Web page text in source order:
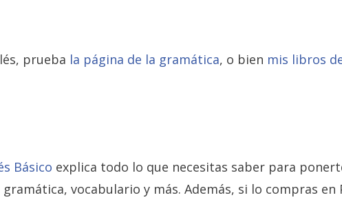
prueba la página de la gramática, o bien mis libros
Básico explica todo lo que necesitas saber para
vocabulario y más. Además, si lo compras en